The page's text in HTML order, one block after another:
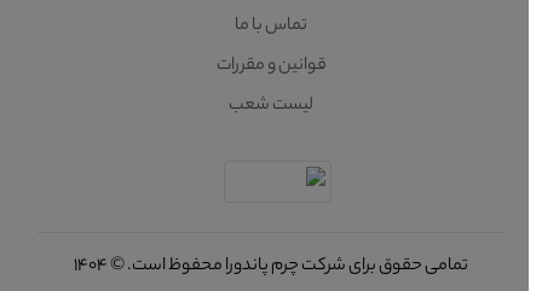
تماس با ما
قوانین و مقررات
لیست شعب
تمامی حقوق برای شرکت چرم پاندورا محفوظ است. © 1404